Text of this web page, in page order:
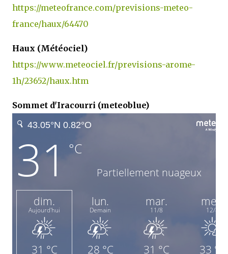
https://meteofrance.com/previsions-meteo-
france/haux/64470
Haux (Météociel)
https://www.meteociel.fr/previsions-arome-
1h/23652/haux.htm
Sommet d'Iracourri (meteoblue)